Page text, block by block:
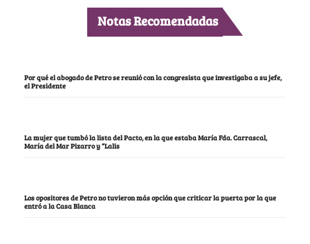
Notas Recomendadas
Por qué el abogado de Petro se reunió con la congresista que investigaba a su jefe,
el Presidente
La mujer que tumbó la lista del Pacto, en la que estaba María Fda. Carrascal,
María del Mar Pizarro y “Lalis
Los opositores de Petro no tuvieron más opción que criticar la puerta por la que
entró a la Casa Blanca